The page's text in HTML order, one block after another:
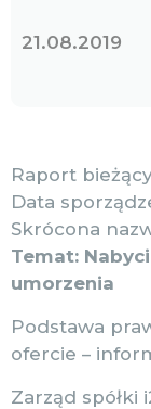
21.08.2019
Raport
Data
Skrócona
Temat:
umorzenia
Podstawa
ofercie –
Zarząd spółki